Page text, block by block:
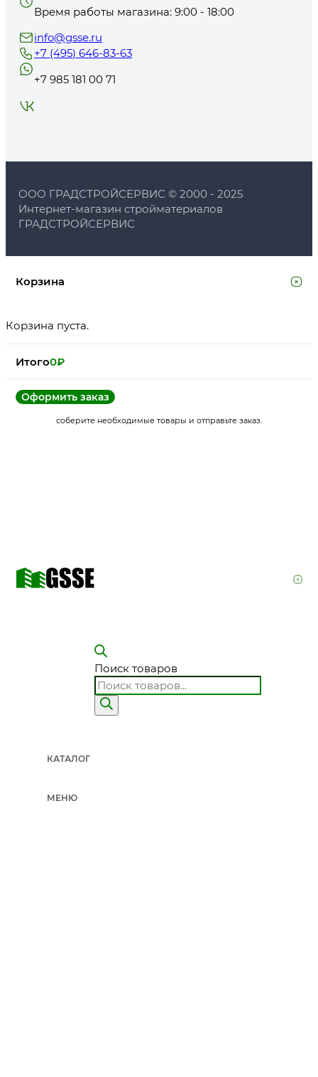
Время работы магазина: 9:00 - 18:00
info@gsse.ru
+7 (495) 646-83-63
+7 985 181 00 71
ООО ГРАДСТРОЙСЕРВИС © 2000 - 2025
Интернет-магазин стройматериалов
ГРАДСТРОЙСЕРВИС
Корзина
Корзина пуста.
Итого0₽
Оформить заказ
соберите необходимые товары и отправьте заказ.
Поиск товаров
КАТАЛОГ
МЕНЮ